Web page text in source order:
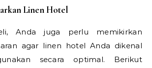
Linen Hotel
Anda juga perlu memikirkan
agar linen hotel Anda dikenal
secara optimal. Berikut